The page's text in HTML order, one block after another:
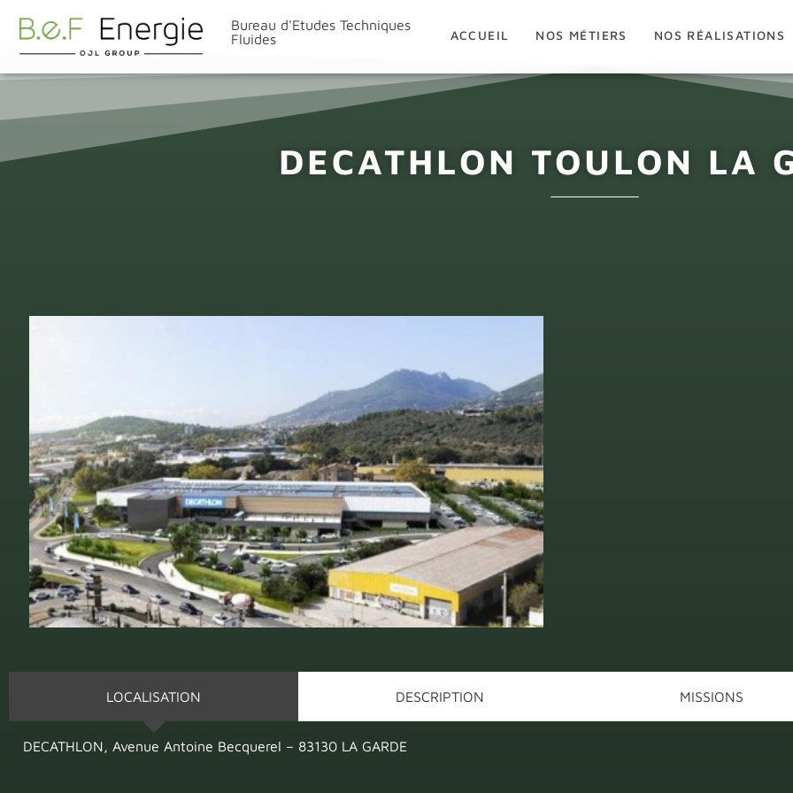
Bureau d'Etudes Techniques
Fluides
ACCUEIL NOS MÉTIERS NOS RÉALISATIONS
DECATHLON TOULON LA
LOCALISATION DESCRIPTION MISSIONS
DECATHLON, Avenue Antoine Becquerel – 83130 LA GARDE